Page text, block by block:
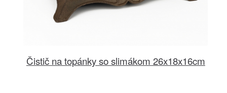
Čistič na topánky so slimákom 26x18x16cm